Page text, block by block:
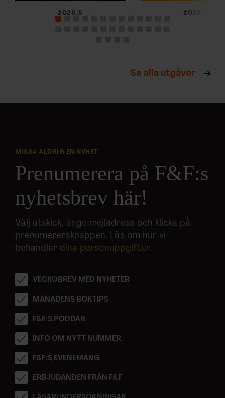
2026/5 2026/4
Se alla utgåvor
MISSA ALDRIG EN NYHET
Prenumerera på F&F:s
nyhetsbrev här!
Välj utskick, ange mejladress och klicka på
prenumereraknappen. Läs om hur vi
behandlar dina personuppgifter.
VECKOBREV MED NYHETER
MÅNADENS BOKTIPS
F&F:S PODDAR
INFO OM NYTT NUMMER
F&F:S EVENEMANG
ERBJUDANDEN FRÅN F&F